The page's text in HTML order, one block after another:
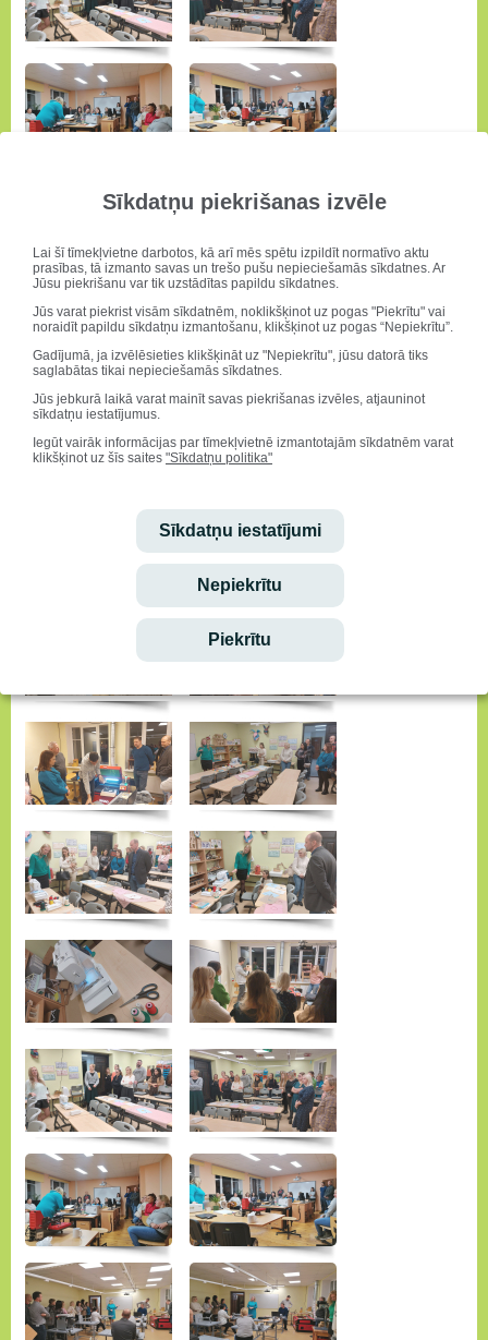
Sīkdatņu piekrišanas izvēle
Lai šī tīmekļvietne darbotos, kā arī mēs spētu izpildīt normatīvo aktu
prasības, tā izmanto savas un trešo pušu nepieciešamās sīkdatnes. Ar
Jūsu piekrišanu var tik uzstādītas papildu sīkdatnes.
Jūs varat piekrist visām sīkdatnēm, noklikšķinot uz pogas "Piekrītu" vai
noraidīt papildu sīkdatņu izmantošanu, klikšķinot uz pogas “Nepiekrītu”.
Gadījumā, ja izvēlēsieties klikšķināt uz "Nepiekrītu", jūsu datorā tiks
saglabātas tikai nepieciešamās sīkdatnes.
Jūs jebkurā laikā varat mainīt savas piekrišanas izvēles, atjauninot
sīkdatņu iestatījumus.
Iegūt vairāk informācijas par tīmekļvietnē izmantotajām sīkdatnēm varat
klikšķinot uz šīs saites "Sīkdatņu politika"
Sīkdatņu iestatījumi
Nepiekrītu
Piekrītu